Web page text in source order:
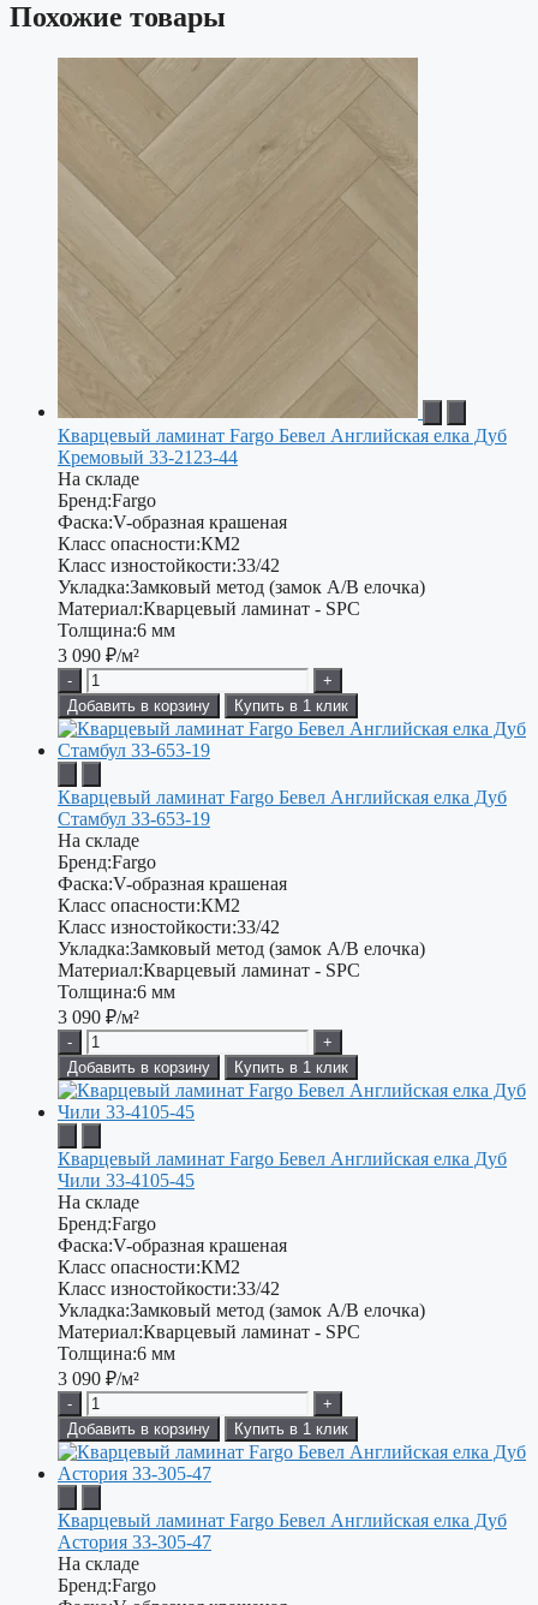
Похожие товары
Кварцевый ламинат Fargo Бевел Английская елка Дуб
Кремовый 33-2123-44
На складе
Бренд:Fargo
Фаска:V-образная крашеная
Класс опасности:КМ2
Класс изностойкости:33/42
Укладка:Замковый метод (замок А/В елочка)
Материал:Кварцевый ламинат - SPC
Толщина:6 мм
3 090 ₽/м²
-
+
Добавить в корзину
Купить в 1 клик
Кварцевый ламинат Fargo Бевел Английская елка Дуб
Стамбул 33-653-19
На складе
Бренд:Fargo
Фаска:V-образная крашеная
Класс опасности:КМ2
Класс изностойкости:33/42
Укладка:Замковый метод (замок А/В елочка)
Материал:Кварцевый ламинат - SPC
Толщина:6 мм
3 090 ₽/м²
-
+
Добавить в корзину
Купить в 1 клик
Кварцевый ламинат Fargo Бевел Английская елка Дуб
Чили 33-4105-45
На складе
Бренд:Fargo
Фаска:V-образная крашеная
Класс опасности:КМ2
Класс изностойкости:33/42
Укладка:Замковый метод (замок А/В елочка)
Материал:Кварцевый ламинат - SPC
Толщина:6 мм
3 090 ₽/м²
-
+
Добавить в корзину
Купить в 1 клик
Кварцевый ламинат Fargo Бевел Английская елка Дуб
Астория 33-305-47
На складе
Бренд:Fargo